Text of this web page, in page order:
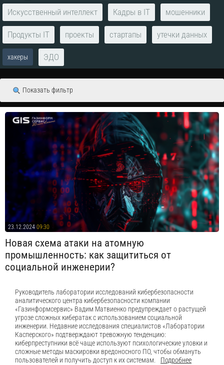
Искусственный интеллект Кадры в IT мошенники
Продукты IT проекты стартапы утечки данных
хакеры ЭДО
Показать фильтр
23.12.2024 09:30
Новая схема атаки на атомную
промышленность: как защититься от
социальной инженерии?
Руководитель лаборатории исследований кибербезопасности
аналитического центра кибербезопасности компании
«Газинформсервис» Вадим Матвиенко предупреждает о растущей
угрозе сложных кибератак с использованием социальной
инженерии. Недавние исследования специалистов «Лаборатории
Касперского» подтверждают тревожную тенденцию:
киберпреступники всё чаще используют психологические уловки и
сложные методы маскировки вредоносного ПО, чтобы обмануть
пользователей и получить доступ к их системам.
Подробнее